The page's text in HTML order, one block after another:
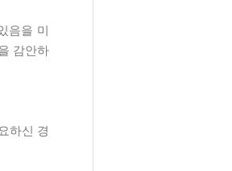
음을 미
감안하
하신 경